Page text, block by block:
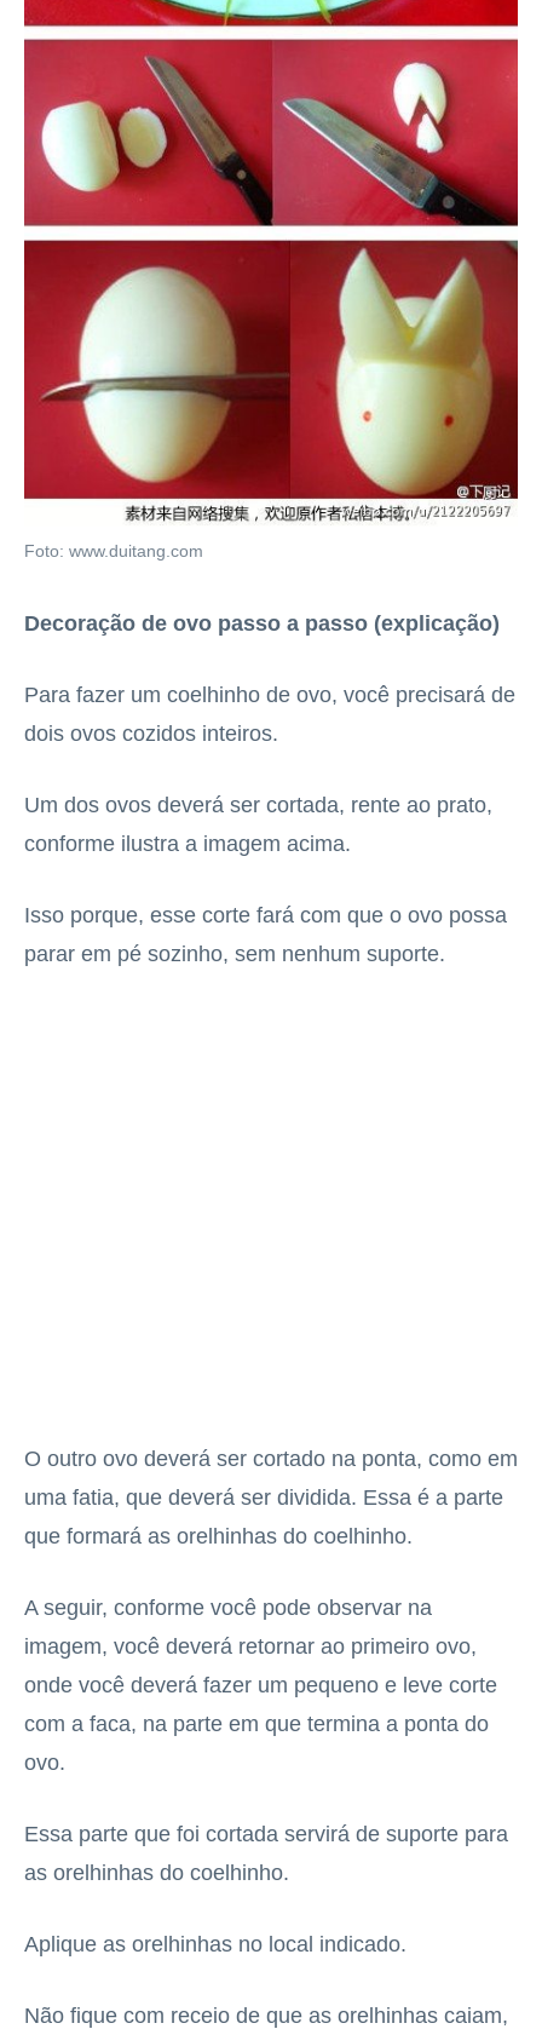
Foto: www.duitang.com
Decoração de ovo passo a passo (explicação)
Para fazer um coelhinho de ovo, você precisará de
dois ovos cozidos inteiros.
Um dos ovos deverá ser cortada, rente ao prato,
conforme ilustra a imagem acima.
Isso porque, esse corte fará com que o ovo possa
parar em pé sozinho, sem nenhum suporte.
O outro ovo deverá ser cortado na ponta, como em
uma fatia, que deverá ser dividida. Essa é a parte
que formará as orelhinhas do coelhinho.
A seguir, conforme você pode observar na
imagem, você deverá retornar ao primeiro ovo,
onde você deverá fazer um pequeno e leve corte
com a faca, na parte em que termina a ponta do
ovo.
Essa parte que foi cortada servirá de suporte para
as orelhinhas do coelhinho.
Aplique as orelhinhas no local indicado.
Não fique com receio de que as orelhinhas caiam,